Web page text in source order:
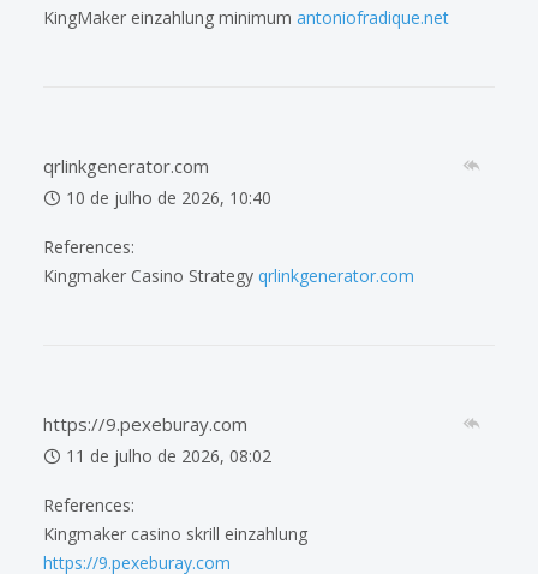
KingMaker einzahlung minimum antoniofradique.net
qrlinkgenerator.com
10 de julho de 2026, 10:40
References:
Kingmaker Casino Strategy qrlinkgenerator.com
https://9.pexeburay.com
11 de julho de 2026, 08:02
References:
Kingmaker casino skrill einzahlung
https://9.pexeburay.com